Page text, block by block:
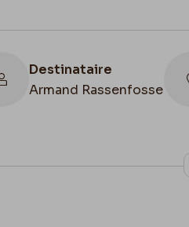
Destinataire
Armand Rassenfosse